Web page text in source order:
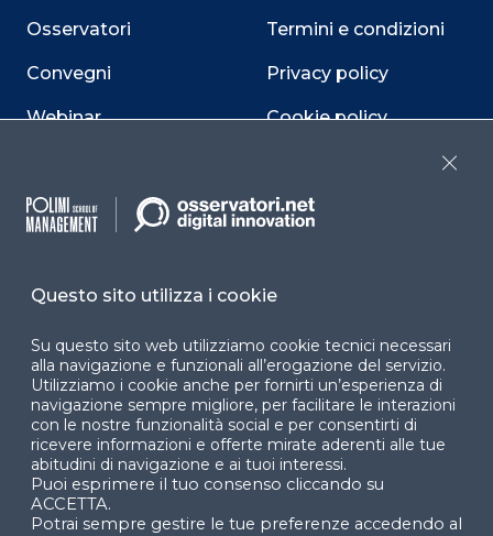
Osservatori
Convegni
Webinar
Termini e condizioni
Privacy policy
Cookie policy
Dichiarazione di
accessibilità
Facebook LinkedIn
YouTube X
Questo sito utilizza i cookie
Su questo sito web utilizziamo cookie tecnici necessari
alla navigazione e funzionali all’erogazione del servizio.
Utilizziamo i cookie anche per fornirti un’esperienza di
navigazione sempre migliore, per facilitare le interazioni
con le nostre funzionalità social e per consentirti di
ricevere informazioni e offerte mirate aderenti alle tue
abitudini di navigazione e ai tuoi interessi.
Puoi esprimere il tuo consenso cliccando su
ACCETTA.
Potrai sempre gestire le tue preferenze accedendo al